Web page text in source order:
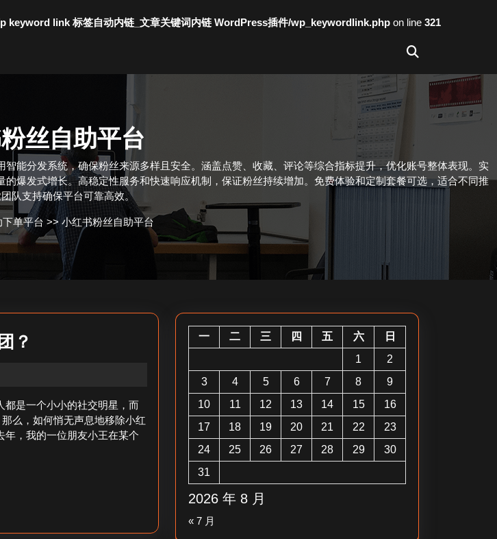
link 标签自动内链_文章关键词内链 WordPress插件/wp_keywordlink.php on line 321
丝自助平台
能分发系统，确保粉丝来源多样且安全。涵盖点赞、收藏、评论等综合指标提升，优化账号整体表现。实
爆发式增长。高稳定性服务和快速响应机制，保证粉丝持续增加。免费体验和定制套餐可选，适合不同推
队支持确保平台可靠高效。
单平台 >>小红书粉丝自助平台
？
除
小
红
都是一个小小的社交明星，而
么，如何悄无声息地移除小红
，我的一位朋友小王在某个
2026 年 8 月
一 二 三 四 五 六
日
1
2
3
4 5 6 7 8
9
10
11 12 13 14 15
16
17
18 19 20 21 22
23
24
25 26 27 28 29
30
31
« 7 月